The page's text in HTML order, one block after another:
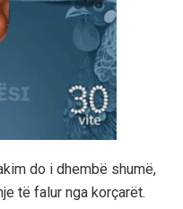
do i dhembë shumë,
të falur nga korçarët.